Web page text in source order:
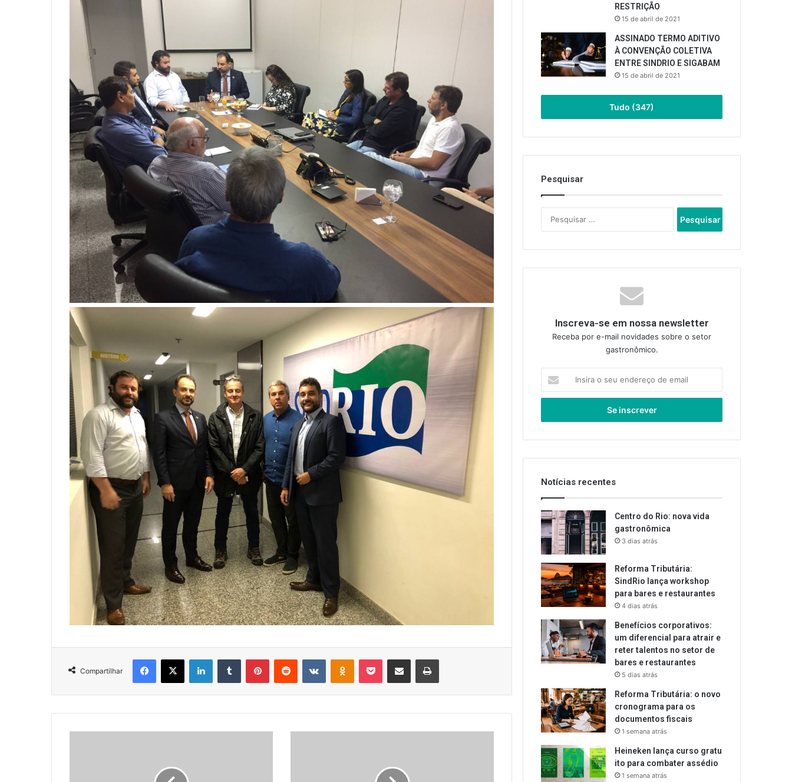
Compartilhar
Facebook
X LinkedinTumblr PinterestReddit VK OK Pocket Compartilhar via e-mail Imprimir
RESTRIÇÃO
15 de abril de 2021
ASSINADO TERMO ADITIVO
À CONVENÇÃO COLETIVA
ENTRE SINDRIO E SIGABAM
15 de abril de 2021
Tudo (347)
Pesquisar
por:
Inscreva-se em nossa newsletter
Receba por e-mail novidades sobre o setor
gastronômico.
seu
de
Notícias recentes
Centro do Rio: nova vida
gastronômica
3 dias atrás
Reforma Tributária:
SindRio lança workshop
para bares e restaurantes
4 dias atrás
Benefícios corporativos:
um diferencial para atrair e
reter talentos no setor de
bares e restaurantes
5 dias atrás
Reforma Tributária: o novo
cronograma para os
documentos fiscais
1 semana atrás
Heineken lança curso gratu
ito para combater assédio
1 semana atrás